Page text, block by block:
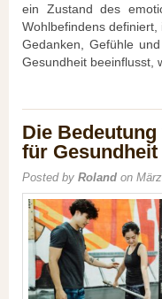
ein Zustand des
Wohlbefindens
Gedanken, Gefühle
Gesundheit beeinflusst,
Die
für
Posted by Roland on